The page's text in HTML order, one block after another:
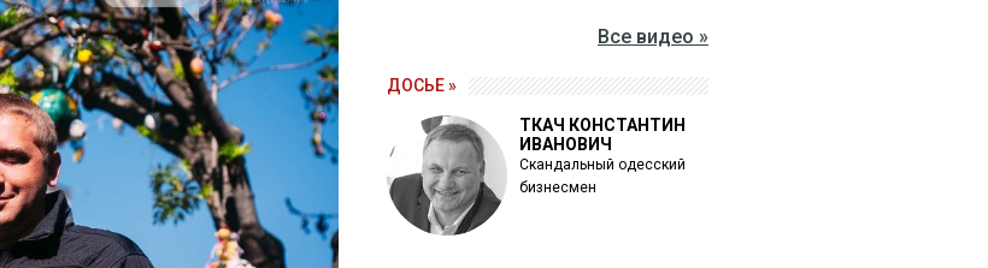
Все видео »
ДОСЬЕ »
ТКАЧ КОНСТАНТИН
ИВАНОВИЧ
Скандальный одесский
бизнесмен